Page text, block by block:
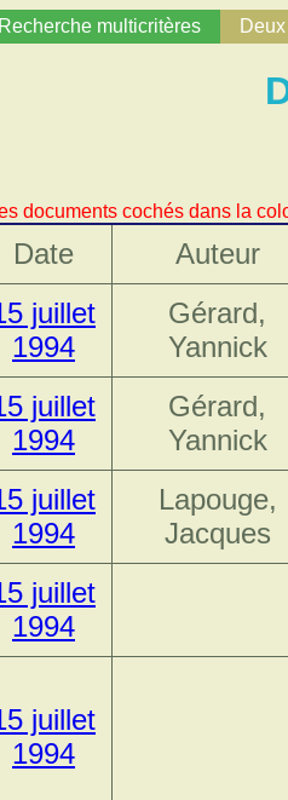
Recherche multicritères
documents cochés dans la
Date Auteur
juillet
1994
Gérard,
Yannick
juillet
1994
Gérard,
Yannick
juillet
1994
Lapouge,
Jacques
juillet
1994
juillet
1994